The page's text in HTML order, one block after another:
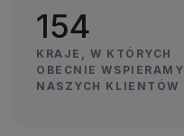
154
KRAJE, W KTÓRYCH
OBECNIE WSPIERAMY
NASZYCH KLIENTÓW